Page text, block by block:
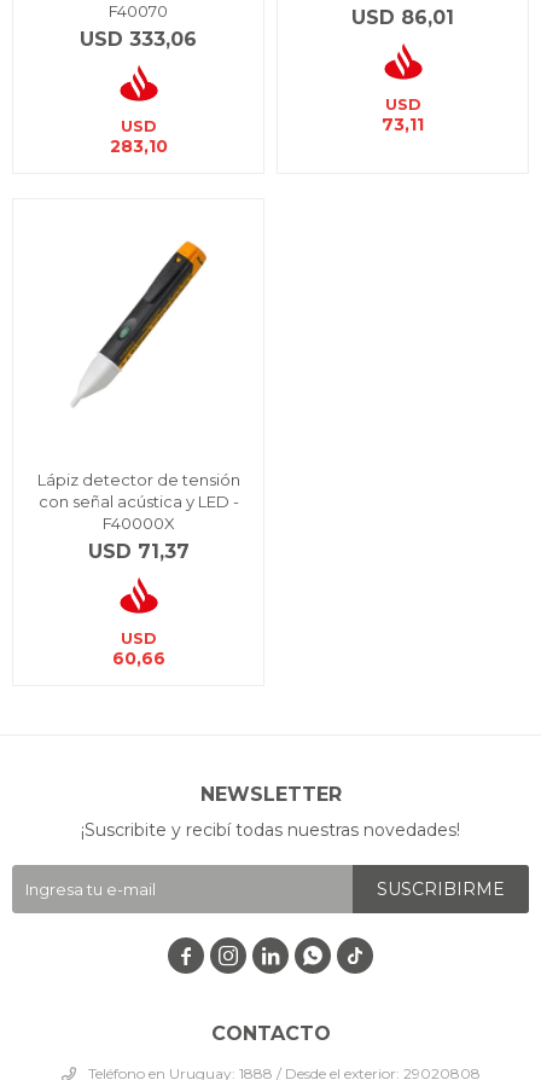
F40070
USD 333,06
USD
283,10
USD 86,01
USD
73,11
Lápiz detector de tensión
con señal acústica y LED -
F40000X
USD 71,37
USD
60,66
CONTACTO
Teléfono en Uruguay: 1888 / Desde el exterior: 29020808
NEWSLETTER
¡Suscribite y recibí todas nuestras novedades!
SUSCRIBIRME
   